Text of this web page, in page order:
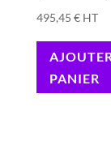
495,45 € HT
PANIER